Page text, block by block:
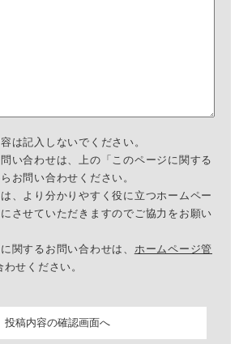
は記入しないでください。
い合わせは、上の「このページに関する
お問い合わせください。
、より分かりやすく役に立つホームペー
させていただきますのでご協力をお願い
関するお問い合わせは、 ホームページ管
せください。